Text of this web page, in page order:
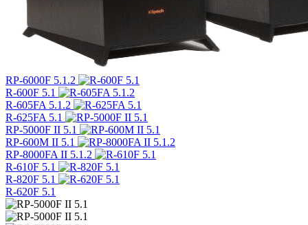
RP-6000F 5.1.2
R-600F 5.1
R-605FA 5.1.2
R-625FA 5.1
RP-5000F II 5.1
RP-600M II 5.1
RP-8000FA II 5.1.2
R-610F 5.1
R-820F 5.1
R-620F 5.1